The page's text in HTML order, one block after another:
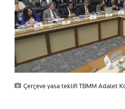
Çerçeve yasa teklifi TBMM Adalet